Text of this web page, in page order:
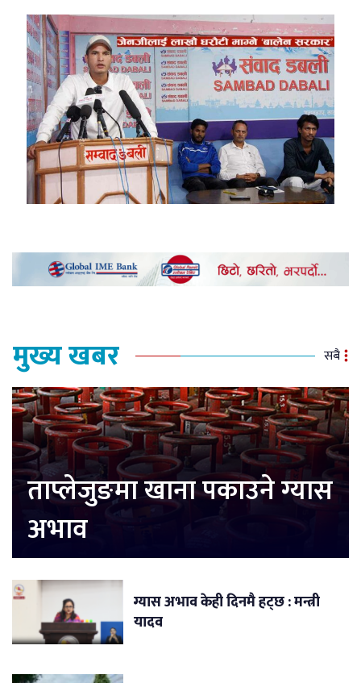
मुख्य खबर सबै
ताप्लेजुङमा खाना पकाउने ग्यास
अभाव
ग्यास अभाव केही दिनमै हट्छ : मन्त्री
यादव